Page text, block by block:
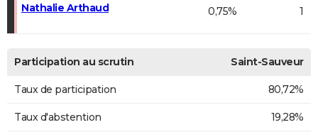
Nathalie Arthaud 0,75% 1
Participation au scrutin Saint-Sauveur
Taux de participation 80,72%
Taux d'abstention 19,28%